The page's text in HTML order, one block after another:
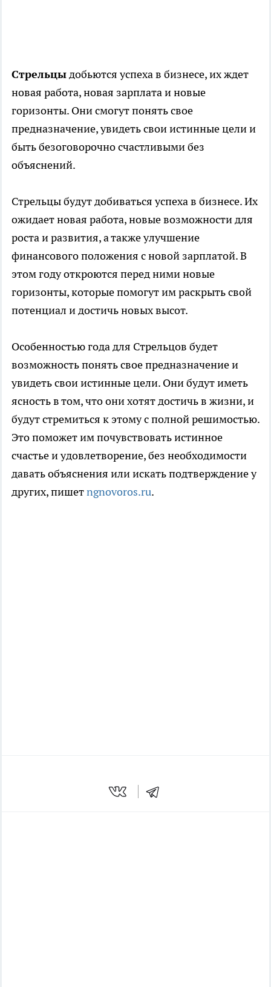
Стрельцыдобьются успеха в бизнесе, их ждет
новая работа, новая зарплата и новые
горизонты. Они смогут понять свое
предназначение, увидеть свои истинные цели и
быть безоговорочно счастливыми без
объяснений.
Стрельцы будут добиваться успеха в бизнесе. Их
ожидает новая работа, новые возможности для
роста и развития, а также улучшение
финансового положения с новой зарплатой. В
этом году откроются перед ними новые
горизонты, которые помогут им раскрыть свой
потенциал и достичь новых высот.
Особенностью года для Стрельцов будет
возможность понять свое предназначение и
увидеть свои истинные цели. Они будут иметь
ясность в том, что они хотят достичь в жизни, и
будут стремиться к этому с полной решимостью.
Это поможет им почувствовать истинное
счастье и удовлетворение, без необходимости
давать объяснения или искать подтверждение у
других, пишетngnovoros.ru.